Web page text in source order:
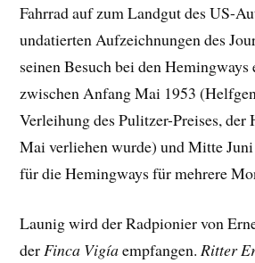
Fahrrad auf zum Landgut des US-
undatierten Aufzeichnungen des
seinen Besuch bei den Hemingways
zwischen Anfang Mai 1953
Verleihung des Pulitzer-Preises, der
Mai verliehen wurde) und Mitte
für die Hemingways für mehrere
Launig wird der Radpionier von
derFinca Vigíaempfangen. Ritter